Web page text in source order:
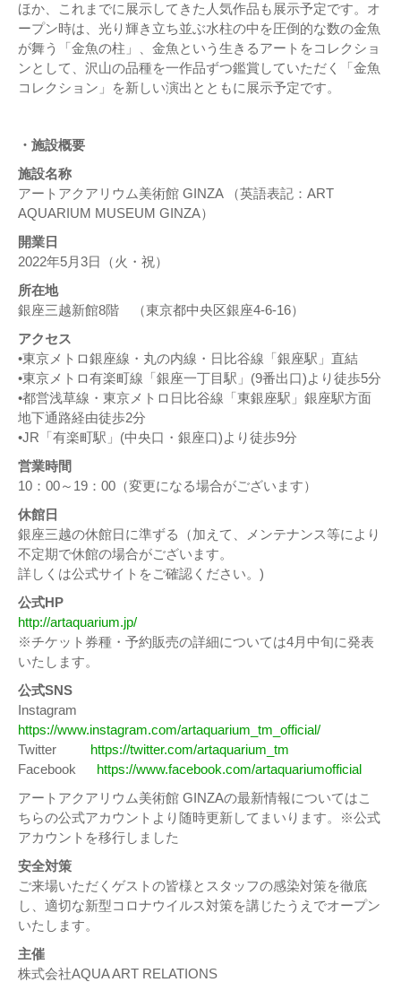
ほか、これまでに展示してきた人気作品も展示予定です。オ
ープン時は、光り輝き立ち並ぶ水柱の中を圧倒的な数の金魚
が舞う「金魚の柱」、金魚という生きるアートをコレクショ
ンとして、沢山の品種を一作品ずつ鑑賞していただく「金魚
コレクション」を新しい演出とともに展示予定です。
・施設概要
施設名称
アートアクアリウム美術館 GINZA （英語表記：ART
AQUARIUM MUSEUM GINZA）
開業日
2022年5月3日（火・祝）
所在地
銀座三越新館8階 （東京都中央区銀座4-6-16）
アクセス
•東京メトロ銀座線・丸の内線・日比谷線「銀座駅」直結
•東京メトロ有楽町線「銀座一丁目駅」(9番出口)より徒歩5分
•都営浅草線・東京メトロ日比谷線「東銀座駅」銀座駅方面
地下通路経由徒歩2分
•JR「有楽町駅」(中央口・銀座口)より徒歩9分
営業時間
10：00～19：00（変更になる場合がございます）
休館日
銀座三越の休館日に準ずる（加えて、メンテナンス等により
不定期で休館の場合がございます。
詳しくは公式サイトをご確認ください。)
公式HP
http://artaquarium.jp/
※チケット券種・予約販売の詳細については4月中旬に発表
いたします。
公式SNS
Instagram
https://www.instagram.com/artaquarium_tm_official/
Twitter
https://twitter.com/artaquarium_tm
Facebook
https://www.facebook.com/artaquariumofficial
アートアクアリウム美術館 GINZAの最新情報についてはこ
ちらの公式アカウントより随時更新してまいります。※公式
アカウントを移行しました
安全対策
ご来場いただくゲストの皆様とスタッフの感染対策を徹底
し、適切な新型コロナウイルス対策を講じたうえでオープン
いたします。
主催
株式会社AQUA ART RELATIONS